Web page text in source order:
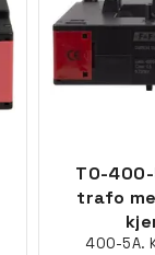
TO-
trafo
400-5A.